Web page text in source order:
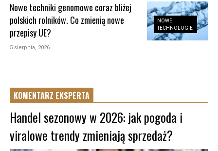
NOWE
TECHNOLOGIE
Nowe techniki genomowe coraz bliżej
polskich rolników. Co zmienią nowe
przepisy UE?
5 sierpnia, 2026
KOMENTARZ EKSPERTA
Handel sezonowy w 2026: jak pogoda i
viralowe trendy zmieniają sprzedaż?